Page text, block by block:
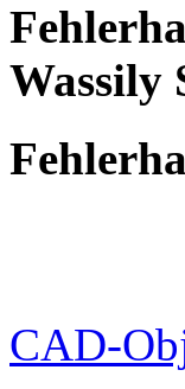
Wassily
CAD-